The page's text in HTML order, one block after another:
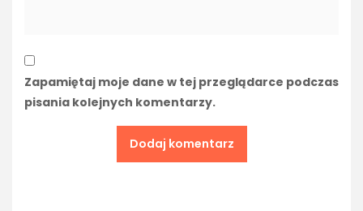
Zapamiętaj moje dane w tej przeglądarce podczas
pisania kolejnych komentarzy.